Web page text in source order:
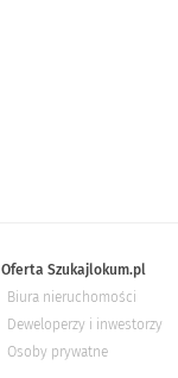
Oferta Szukajlokum.pl
Biura nieruchomości
Deweloperzy i inwestorzy
Osoby prywatne